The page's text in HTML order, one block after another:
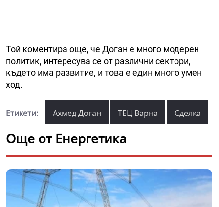
Той коментира още, че Доган е много модерен
политик, интересува се от различни сектори,
където има развитие, и това е един много умен
ход.
Етикети: Ахмед Доган ТЕЦ Варна Сделка
Още от Енергетика